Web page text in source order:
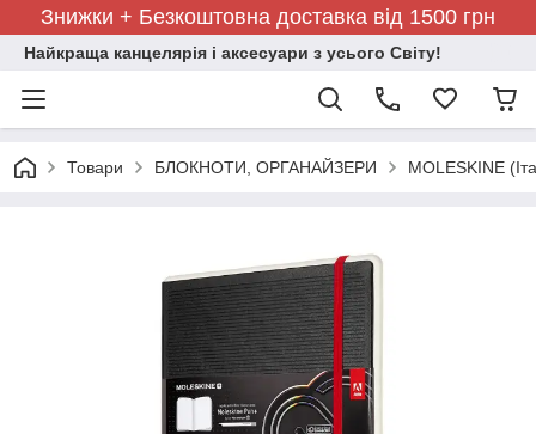
Знижки + Безкоштовна доставка від 1500 грн
Найкраща канцелярія і аксесуари з усього Світу!
Товари БЛОКНОТИ, ОРГАНАЙЗЕРИ MOLESKINE